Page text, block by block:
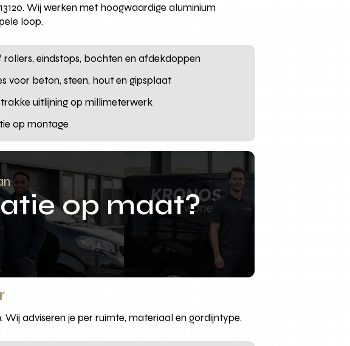
Wij werken met hoogwaardige aluminium
loop.
rollers, eindstops, bochten en afdekdoppen
voor beton, steen, hout en gipsplaat
uitlijning op millimeterwerk
op montage
op maat?
adviseren je per ruimte, materiaal en gordijntype.